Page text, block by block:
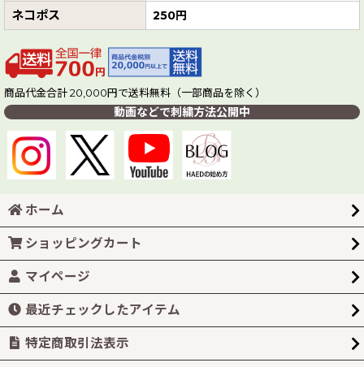
ネコポス 250円
商品代金合計 20,000円で送料無料（一部商品を除く）
動画などで刺繍方法公開中
ホーム
ショッピングカート
マイページ
最近チェックしたアイテム
特定商取引法表示